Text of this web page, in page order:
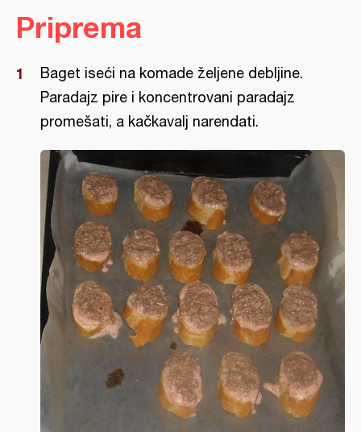
Priprema
Baget iseći na komade željene debljine.
Paradajz pire i koncentrovani paradajz
promešati, a kačkavalj narendati.